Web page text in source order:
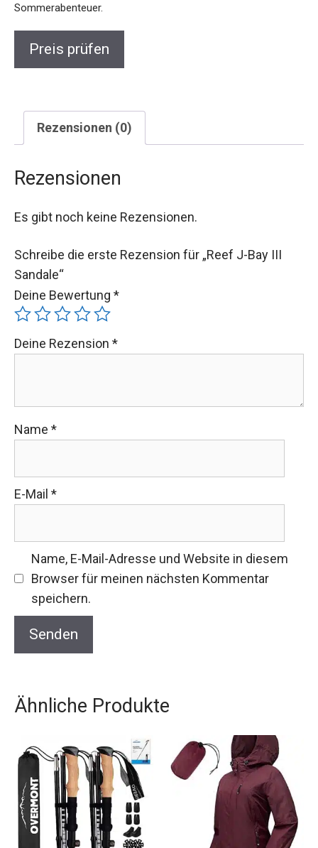
Sommerabenteuer.
Preis prüfen
Rezensionen (0)
Rezensionen
Es gibt noch keine Rezensionen.
Schreibe die erste Rezension für „Reef J-Bay III
Sandale“
Deine Bewertung *
Deine Rezension *
Name *
E-Mail *
Name, E-Mail-Adresse und Website in diesem
Browser für meinen nächsten Kommentar
speichern.
Ähnliche Produkte